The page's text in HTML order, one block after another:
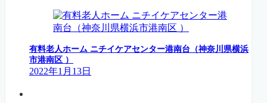
有料老人ホーム ニチイケアセンター港南台（神奈川県横浜
市港南区 ）
2022年1月13日